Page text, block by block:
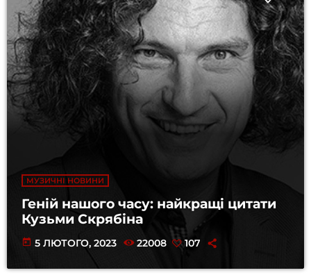
МУЗИЧНІ НОВИНИ
Геній нашого часу: найкращі цитати
Кузьми Скрябіна
today 5 ЛЮТОГО, 2023 22008 107